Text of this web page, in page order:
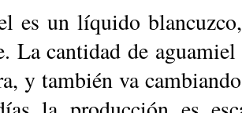
es un líquido
La cantidad de
y también va